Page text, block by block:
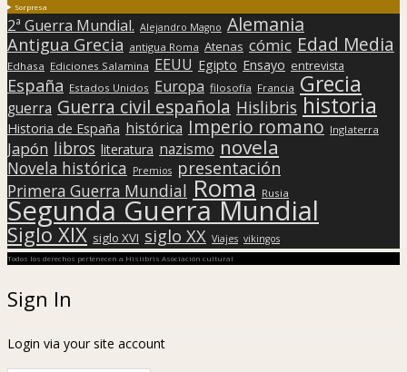
Sorpresa
2ª Guerra Mundial. Alejandro Magno Alemania
Antigua Grecia antigua Roma Atenas cómic Edad Media
Edhasa Ediciones Salamina EEUU Egipto Ensayo entrevista
España Estados Unidos Europa filosofía Francia Grecia
guerra Guerra civil española Hislibris historia
Historia de España histórica Imperio romano Inglaterra
Japón libros literatura nazismo novela
Novela histórica Premios presentación
Primera Guerra Mundial Roma Rusia
Segunda Guerra Mundial
Siglo XIX siglo XVI siglo XX Viajes vikingos
Todos los derechos pertenecen a Hislibris Asociación cultural
Sign In
Login via your site account